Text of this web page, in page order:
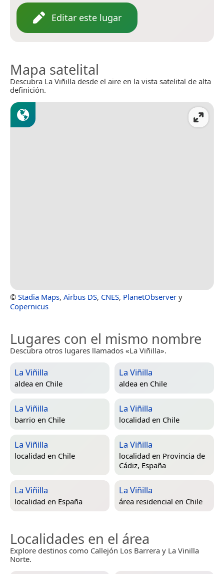
Editar este lugar
Mapa satelital
Descubra La Viñilla desde el aire en la vista satelital de alta
definición.
© Stadia Maps, Airbus DS, CNES, PlanetObserver y
Copernicus
Lugares con el mismo nombre
Descubra otros lugares llamados «La Viñilla».
La Viñilla
aldea en Chile
La Viñilla
aldea en Chile
La Viñilla
barrio en Chile
La Viñilla
localidad en Chile
La Viñilla
localidad en Chile
La Viñilla
localidad en Provincia de
Cádiz, España
La Viñilla
localidad en España
La Viñilla
área residencial en Chile
Localidades en el área
Explore destinos como Callejón Los Barrera y La Vinilla
Norte.